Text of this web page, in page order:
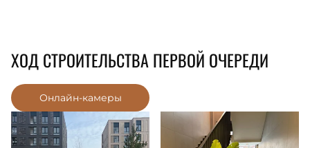
ХОД СТРОИТЕЛЬСТВА ПЕРВОЙ ОЧЕРЕДИ
Онлайн-камеры